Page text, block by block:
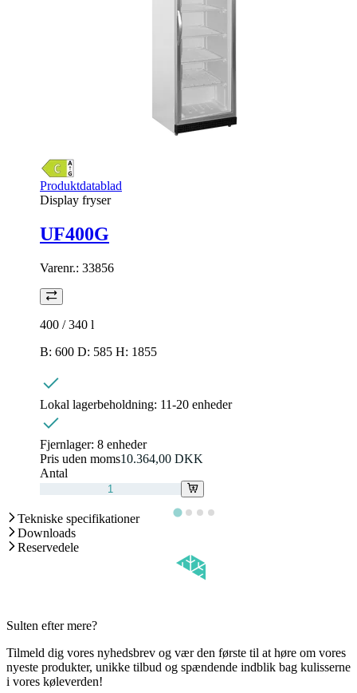
Produktdatablad
Display fryser
UF400G
Varenr.: 33856
400 / 340 l
B: 600 D: 585 H: 1855
Lokal lagerbeholdning: 11-20 enheder
Fjernlager: 8 enheder
Pris uden moms10.364,00 DKK
Antal
Tekniske specifikationer
Downloads
Reservedele
Sulten efter mere?
Tilmeld dig vores nyhedsbrev og vær den første til at høre om vores
nyeste produkter, unikke tilbud og spændende indblik bag kulisserne
i vores køleverden!